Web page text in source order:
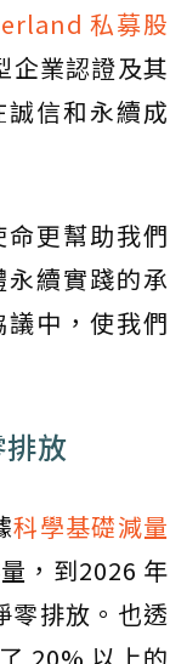
私募股
企業認證及其
信和永續成
更幫助我們
永續實踐的承
中，使我們
放
科學基礎減量
，到2026 年
零排放。也透